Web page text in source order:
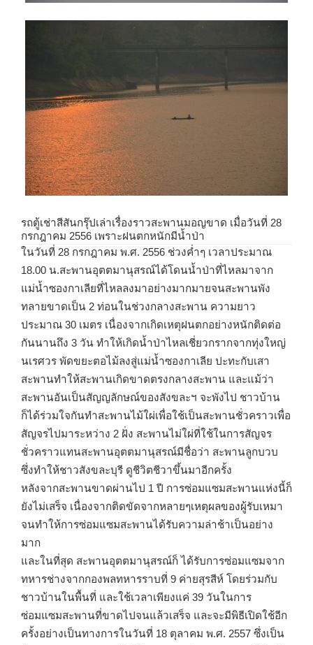
รถตู้เช่าสีสันกรุ๊ปเล่าเรื่องราวสะพานมอญขาด เมื่อวันที่ 28
กรกฎาคม 2556 เพราะฝนตกหนักมีน้ำป่า
ในวันที่ 28 กรกฎาคม พ.ศ. 2556 ช่วงค่ำๆ เวลาประมาณ
18.00 น.สะพานอุตตมานุสรณ์ได้โดนน้ำป่าที่ไหลมาจาก
แม่น้ำซองกาเลียที่ไหลลงมาอย่างมากมายจนสะพานพัง
ทลายขาดเป็น 2 ท่อนในช่วงกลางสะพาน ความยาว
ประมาณ 30 เมตร เนื่องจากเกิดเหตุฝนตกอย่างหนักติดต่อ
กันนานถึง 3 วัน ทำให้เกิดน้ำป่าไหลเชี่ยวกรากจากทุ่งใหญ่
นเรศวร พัดขยะตอไม้ลงสู่แม่น้ำซองกาเลีย ปะทะกับเสา
สะพานทำให้สะพานเกิดขาดตรงกลางสะพาน และแม้ว่า
สะพานอันเป็นสัญญลักษณ์ของสังขละฯ จะพังไป ชาวบ้าน
ก็ได้ร่วมใจกันทำสะพานไม้ใผ่เพื่อใช้เป็นสะพานชั่วคราวเพื่อ
สัญจรไปมาระหว่าง 2 ฝั่ง สะพานไม่ใผ่ที่ใช้ในการสัญจร
ชั่วคราวแทนสะพานอุตตมานุสรณ์มีชื่อว่า สะพานลูกบวบ
ซึ่งทำให้ชาวสังขละบุรี ดูชีวิตชีวาขึ้นมาอีกครั้ง
หลังจากสะพานขาดผ่านไป 1 ปี การซ่อมแซมสะพานแห่งนี้ก็
ยังไม่เสร็จ เนื่องจากติดขัดจากหลายๆเหตุผลของผู้รับเหมา
จนทำให้การซ่อมแซมสะพานได้รับความล่าช้าเป็นอย่าง
มาก
และในที่สุด สะพานอุตตมานุสรณ์ก็ ได้รับการซ่อมแซมจาก
ทหารช่างจากกองพลทหารราบที่ 9 ค่ายสุรสีห์ โดยร่วมกับ
ชาวบ้านในพื้นที่ และใช้เวลาเพียงแค่ 39 วันในการ
ซ่อมแซมสะพานที่ขาดไปจนแล้วเสร็จ และจะมีพิธีเปิดใช้อีก
ครั้งอย่างเป็นทางการในวันที่ 18 ตุลาคม พ.ศ. 2557 ซึ่งเป็น